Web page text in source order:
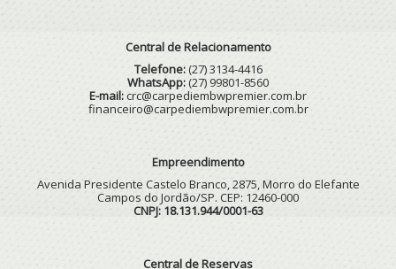
Central de Relacionamento
Telefone:(27) 3134-4416
WhatsApp:(27) 99801-8560
E-mail:crc@carpediembwpremier.com.br
financeiro@carpediembwpremier.com.br
Empreendimento
Avenida Presidente Castelo Branco, 2875, Morro do Elefante
Campos do Jordão/SP. CEP: 12460-000
CNPJ: 18.131.944/0001-63
Central de Reservas